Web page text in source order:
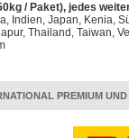
/ Paket), jedes
Indien, Japan, Kenia,
Thailand, Taiwan,
PREMIUM UND